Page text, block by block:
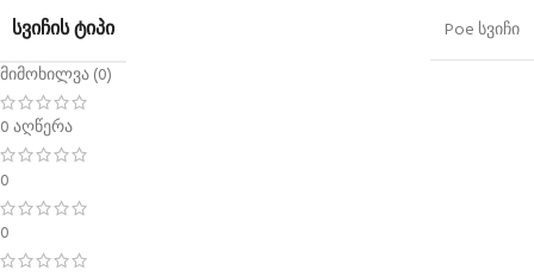
ᲡᲕᲘᲩᲘᲡ ᲢᲘᲞᲘ
Poe სვიჩი
მიმოხილვა (0)
0 აღწერა
0
0